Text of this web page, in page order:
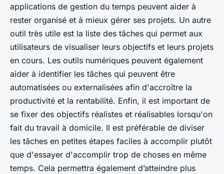
applications de gestion du temps peuvent aider à
rester organisé et à mieux gérer ses projets. Un autre
outil très utile est la liste des tâches qui permet aux
utilisateurs de visualiser leurs objectifs et leurs projets
en cours. Les outils numériques peuvent également
aider à identifier les tâches qui peuvent être
automatisées ou externalisées afin d'accroître la
productivité et la rentabilité. Enfin, il est important de
se fixer des objectifs réalistes et réalisables lorsqu'on
fait du travail à domicile. Il est préférable de diviser
les tâches en petites étapes faciles à accomplir plutôt
que d'essayer d'accomplir trop de choses en même
temps. Cela permettra également d’atteindre plus